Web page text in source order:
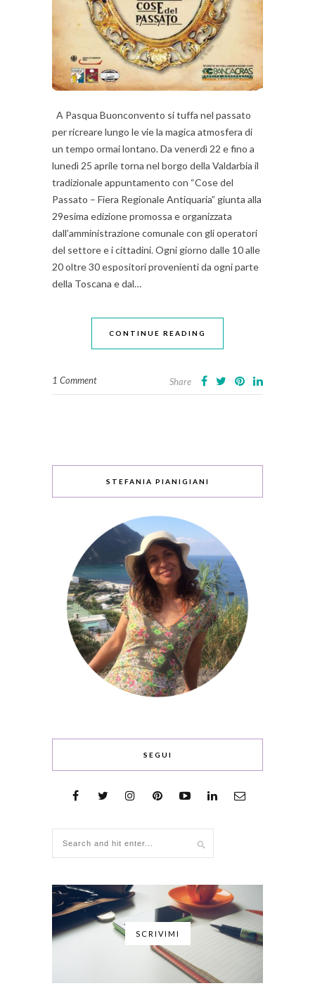
A Pasqua Buonconvento si tuffa nel passato
per ricreare lungo le vie la magica atmosfera di
un tempo ormai lontano. Da venerdì 22 e fino a
lunedì 25 aprile torna nel borgo della Valdarbia il
tradizionale appuntamento con “Cose del
Passato – Fiera Regionale Antiquaria” giunta alla
29esima edizione promossa e organizzata
dall’amministrazione comunale con gli operatori
del settore e i cittadini. Ogni giorno dalle 10 alle
20 oltre 30 espositori provenienti da ogni parte
della Toscana e dal…
CONTINUE READING
1 Comment Share
STEFANIA PIANIGIANI
SEGUI
SCRIVIMI